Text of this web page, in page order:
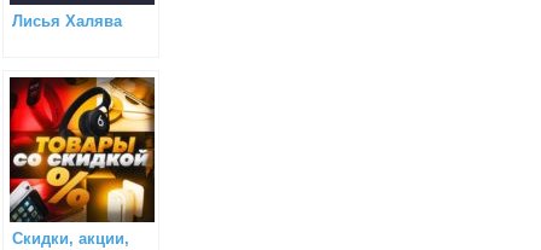
Лисья Халява
Скидки, акции,